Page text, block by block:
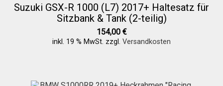
Suzuki GSX-R 1000 (L7) 2017+ Haltesatz für
Sitzbank & Tank (2-teilig)
154,00 €
inkl. 19 % MwSt. zzgl. Versandkosten